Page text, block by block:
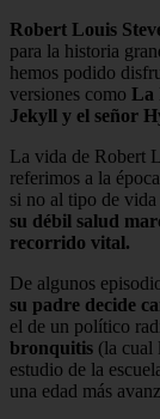
Robert Louis
para la historia
hemos podido
versiones como La
Jekyll y el señor
La vida de Robert
referimos a la
si no al tipo de
su débil salud
recorrido vital.
De algunos
su padre decide
el de un político
bronquitis (la cual
estudio de la
una edad más